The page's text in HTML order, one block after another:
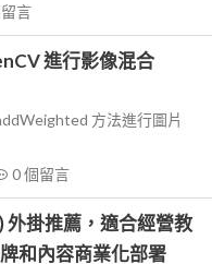
言
進行影像混合
方法進行圖片
0個留言
外掛推薦，適合經營教
和內容商業化部署